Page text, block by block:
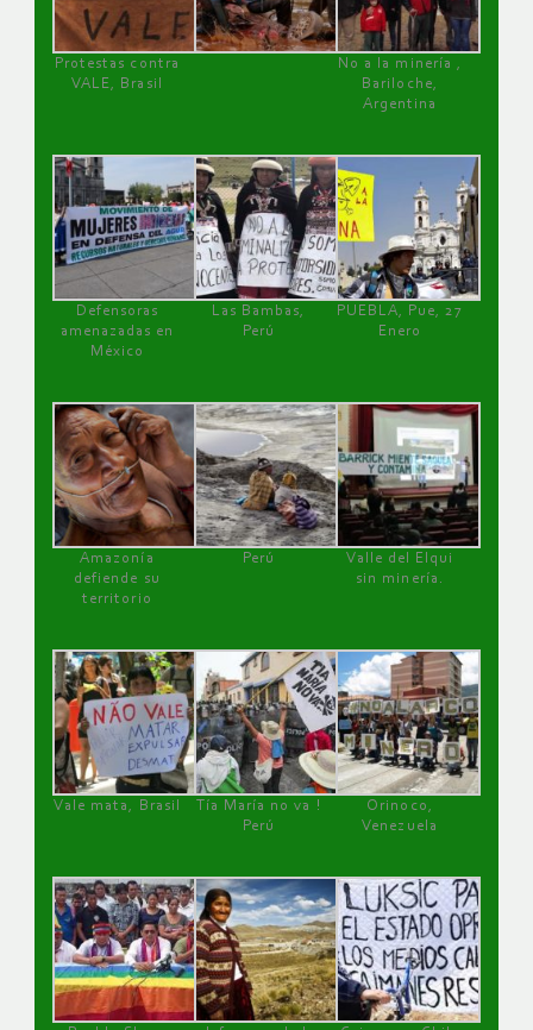
Protestas contra
VALE, Brasil
No a la minería ,
Bariloche,
Argentina
Defensoras
amenazadas en
México
Las Bambas,
Perú
PUEBLA, Pue, 27
Enero
Amazonía
defiende su
territorio
Perú
Valle del Elqui
sin minería.
Vale mata, Brasil
Tía María no va !
Perú
Orinoco,
Venezuela